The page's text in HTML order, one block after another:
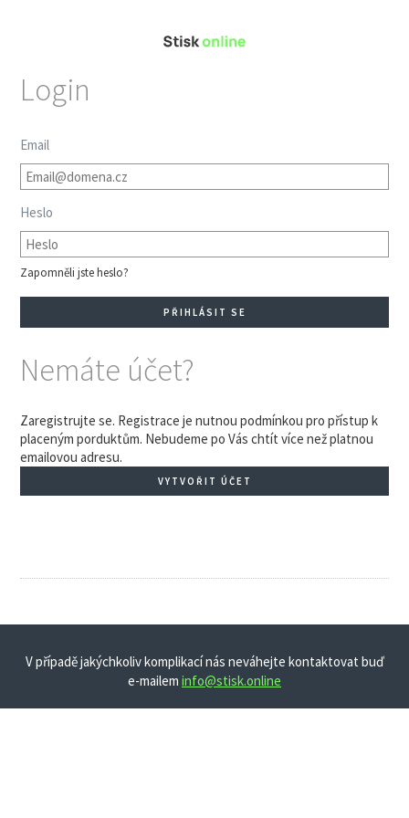
Login
Email
Heslo
Zapomněli jste heslo?
Nemáte účet?
Zaregistrujte se. Registrace je nutnou podmínkou pro přístup k
placeným porduktům. Nebudeme po Vás chtít více než platnou
emailovou adresu.
VYTVOŘIT ÚČET
V případě jakýchkoliv komplikací nás neváhejte kontaktovat buď
e-mailem info@stisk.online